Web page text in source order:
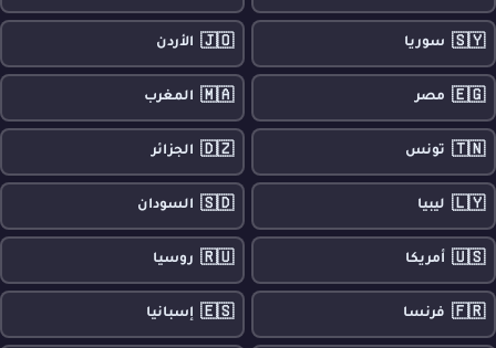
🇸🇾 سوريا 🇯🇴 الأردن
🇪🇬 مصر 🇲🇦 المغرب
🇹🇳 تونس 🇩🇿 الجزائر
🇱🇾 ليبيا 🇸🇩 السودان
🇺🇸 أمريكا 🇷🇺 روسيا
🇫🇷 فرنسا 🇪🇸 إسبانيا